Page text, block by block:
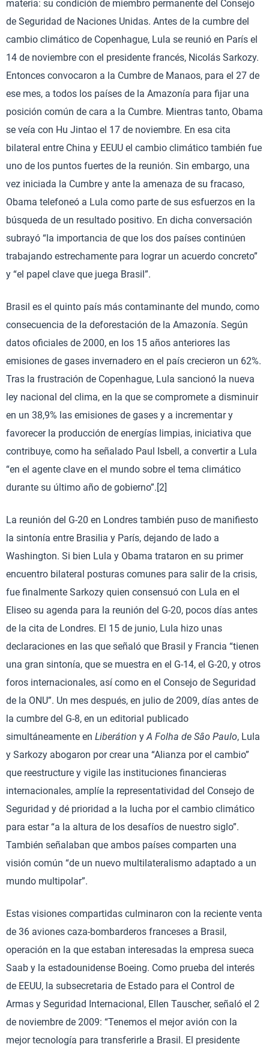
materia: su condición de miembro permanente del Consejo
de Seguridad de Naciones Unidas. Antes de la cumbre del
cambio climático de Copenhague, Lula se reunió en París el
14 de noviembre con el presidente francés, Nicolás Sarkozy.
Entonces convocaron a la Cumbre de Manaos, para el 27 de
ese mes, a todos los países de la Amazonía para fijar una
posición común de cara a la Cumbre. Mientras tanto, Obama
se veía con Hu Jintao el 17 de noviembre. En esa cita
bilateral entre China y EEUU el cambio climático también fue
uno de los puntos fuertes de la reunión. Sin embargo, una
vez iniciada la Cumbre y ante la amenaza de su fracaso,
Obama telefoneó a Lula como parte de sus esfuerzos en la
búsqueda de un resultado positivo. En dicha conversación
subrayó “la importancia de que los dos países continúen
trabajando estrechamente para lograr un acuerdo concreto”
y “el papel clave que juega Brasil”.
Brasil es el quinto país más contaminante del mundo, como
consecuencia de la deforestación de la Amazonía. Según
datos oficiales de 2000, en los 15 años anteriores las
emisiones de gases invernadero en el país crecieron un 62%.
Tras la frustración de Copenhague, Lula sancionó la nueva
ley nacional del clima, en la que se compromete a disminuir
en un 38,9% las emisiones de gases y a incrementar y
favorecer la producción de energías limpias, iniciativa que
contribuye, como ha señalado Paul Isbell, a convertir a Lula
“en el agente clave en el mundo sobre el tema climático
durante su último año de gobierno”.[2]
La reunión del G-20 en Londres también puso de manifiesto
la sintonía entre Brasilia y París, dejando de lado a
Washington. Si bien Lula y Obama trataron en su primer
encuentro bilateral posturas comunes para salir de la crisis,
fue finalmente Sarkozy quien consensuó con Lula en el
Eliseo su agenda para la reunión del G-20, pocos días antes
de la cita de Londres. El 15 de junio, Lula hizo unas
declaraciones en las que señaló que Brasil y Francia “tienen
una gran sintonía, que se muestra en el G-14, el G-20, y otros
foros internacionales, así como en el Consejo de Seguridad
de la ONU”. Un mes después, en julio de 2009, días antes de
la cumbre del G-8, en un editorial publicado
simultáneamente en Liberátion yA Folha de Sâo Paulo, Lula
y Sarkozy abogaron por crear una “Alianza por el cambio”
que reestructure y vigile las instituciones financieras
internacionales, amplíe la representatividad del Consejo de
Seguridad y dé prioridad a la lucha por el cambio climático
para estar “a la altura de los desafíos de nuestro siglo”.
También señalaban que ambos países comparten una
visión común “de un nuevo multilateralismo adaptado a un
mundo multipolar”.
Estas visiones compartidas culminaron con la reciente venta
de 36 aviones caza-bombarderos franceses a Brasil,
operación en la que estaban interesadas la empresa sueca
Saab y la estadounidense Boeing. Como prueba del interés
de EEUU, la subsecretaria de Estado para el Control de
Armas y Seguridad Internacional, Ellen Tauscher, señaló el 2
de noviembre de 2009: “Tenemos el mejor avión con la
mejor tecnología para transferirle a Brasil. El presidente